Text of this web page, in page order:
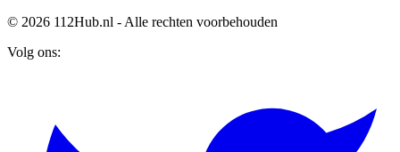
© 2026 112Hub.nl - Alle rechten voorbehouden
Volg ons: